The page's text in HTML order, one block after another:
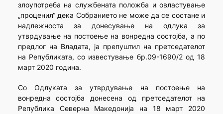
злоупотреба на службената положба и овластување
„проценил“ дека Собранието не може да се состане и
надлежноста за донесување на одлука за
утврдување на постоење на вонредна состојба, а по
предлог на Владата, ја препуштил на претседателот
на Републиката, со известување бр.09-1690/2 од 18
март 2020 година.
Со Одлуката за утврдување на постоење на
вонредна состојба донесена од претседателот на
Република Северна Македонија на 18 март 2020